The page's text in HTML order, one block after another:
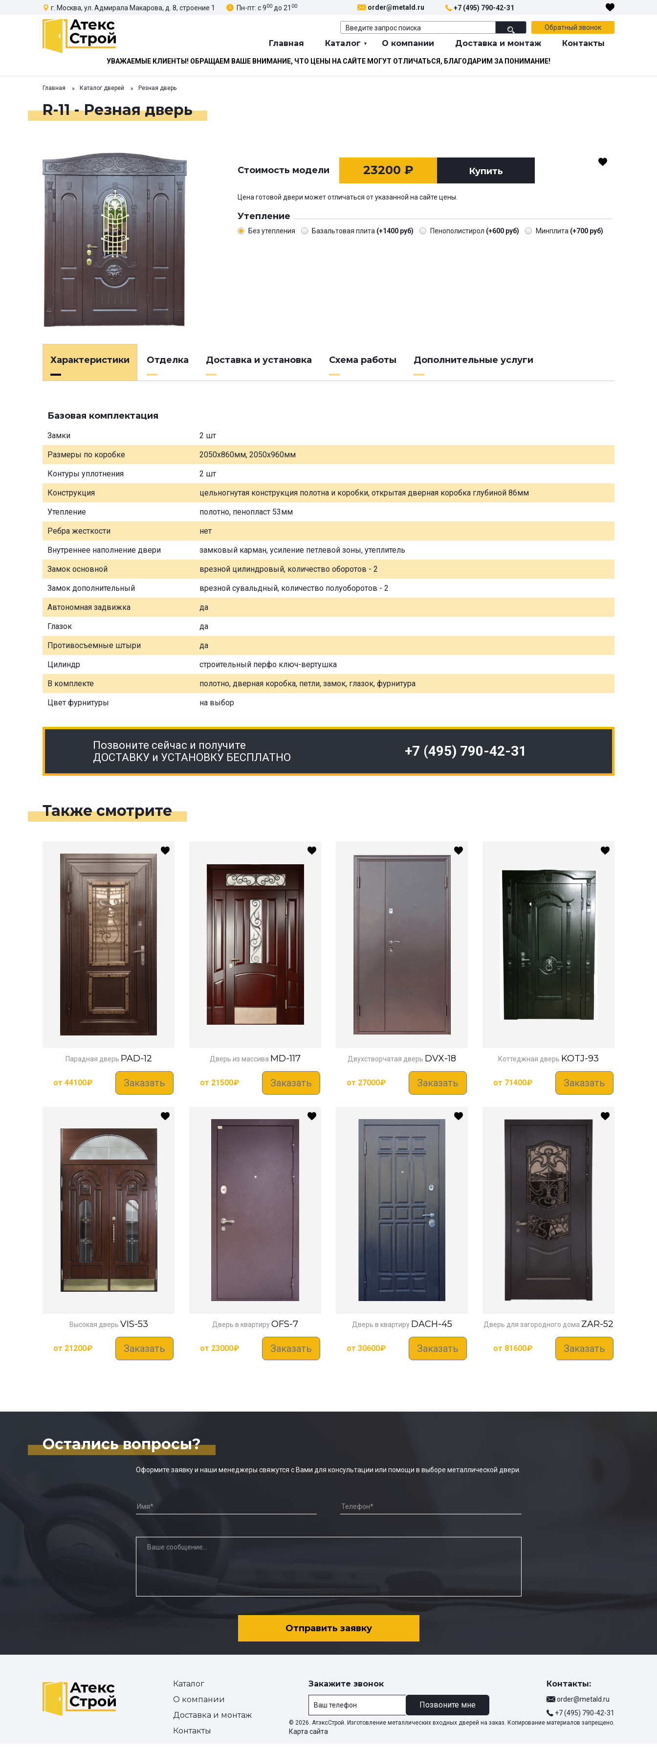
г. Москва, ул. Адмирала Макарова, д. 8, строение 1 Пн-пт: с 900 до 21 00 order@metald.ru +7 (495) 790-42-31
Обратный звонок
Главная Каталог О компании Доставка и монтаж Контакты
УВАЖАЕМЫЕ КЛИЕНТЫ! ОБРАЩАЕМ ВАШЕ ВНИМАНИЕ, ЧТО ЦЕНЫ НА САЙТЕ МОГУТ ОТЛИЧАТЬСЯ, БЛАГОДАРИМ ЗА ПОНИМАНИЕ!
Главная Каталог дверей Резная дверь
R-11 - Резная дверь
Стоимость модели 23200 ₽ Купить
Цена готовой двери может отличаться от указанной на сайте цены.
Утепление
Без утепления Базальтовая плита (+1400 руб) Пенополистирол (+600 руб) Минплита (+700 руб)
Характеристики Отделка Доставка и установка Схема работы Дополнительные услуги
Базовая комплектация
Замки 2 шт
Размеры по коробке 2050х860мм, 2050х960мм
Контуры уплотнения 2 шт
Конструкция цельногнутая конструкция полотна и коробки, открытая дверная коробка глубиной 86мм
Утепление полотно, пенопласт 53мм
Ребра жесткости нет
Внутреннее наполнение двери замковый карман, усиление петлевой зоны, утеплитель
Замок основной врезной цилиндровый, количество оборотов - 2
Замок дополнительный врезной сувальдный, количество полуоборотов - 2
Автономная задвижка да
Глазок да
Противосъемные штыри да
Цилиндр строительный перфо ключ-вертушка
В комплекте полотно, дверная коробка, петли, замок, глазок, фурнитура
Цвет фурнитуры на выбор
Позвоните сейчас и получите
ДОСТАВКУ и УСТАНОВКУ БЕСПЛАТНО
+7 (495) 790-42-31
Также смотрите
Парадная дверь PAD-12
от 44100₽ Заказать
Дверь из массива MD-117
от 21500₽ Заказать
Двухстворчатая дверь DVX-18
от 27000₽ Заказать
Коттеджная дверь KOTJ-93
от 71400₽ Заказать
Высокая дверь VIS-53
от 21200₽ Заказать
Дверь в квартируOFS-7
от 23000₽ Заказать
Дверь в квартиру DACH-45
от 30600₽ Заказать
Дверь для загородного дома ZAR-52
от 81600₽ Заказать
Остались вопросы?
Оформите заявку и наши менеджеры свяжутся с Вами для консультации или помощи в выборе металлической двери.
Отправить заявку
Каталог
О компании
Доставка и монтаж
Контакты
Закажите звонок
Позвоните мне
Контакты:
order@metald.ru
+7 (495) 790-42-31
© 2026. АтэксСтрой. Изготовление металлических входных дверей на заказ. Копирование материалов запрещено.
Карта сайта